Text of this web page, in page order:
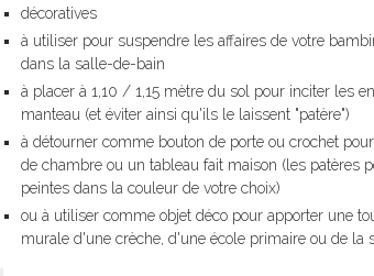
décoratives
à utiliser pour suspendre les affaires de votre
dans la salle-de-bain
à placer à 1,10 / 1,15 mètre du sol pour inciter les
manteau (et éviter ainsi qu'ils le laissent "patère")
à détourner comme bouton de porte ou crochet pour
de chambre ou un tableau fait maison (les patères
peintes dans la couleur de votre choix)
ou à utiliser comme objet déco pour apporter une
murale d'une crèche, d'une école primaire ou de la